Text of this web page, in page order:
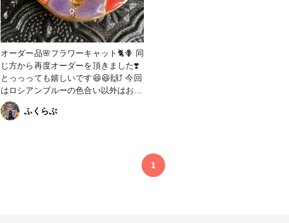
ました😌✨✨ 想像以上に良い出来で大
満足です🥰🩷 #レジン #アシェンプテ
ル #sk本舗
オーダー品🌸フラワーキャット🐈🪻 同
じ方から再度オーダーを頂きました❣️
とっっっても嬉しいです😆😆🙌⤴️ 今回
はロシアンブルーの色合い以外はお任
せとの事😸💡 まだ途中ですが、良い
感じです🙆⭕️ 今回のポイントはベル
てもらえるのが私の作風でもあります
ふくらぶ
1